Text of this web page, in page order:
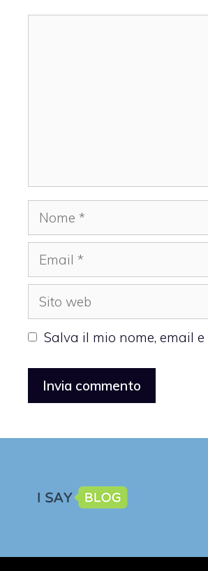
Nome
Email
Sito
web
Salva il mio nome, email